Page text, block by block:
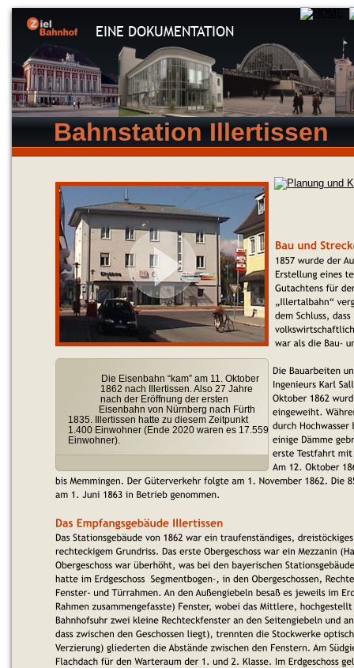
EINE DOKUMENTATION
Die Eisenbahn “kam” am 11. Oktober
1862 nach Illertissen. Also 27 Jahre
nach der Eröffnung der ersten
Eisenbahn von Nürnberg nach Fürth
1835. Illertissen hatte zu diesem Zeitpunkt
1.400 Einwohner (Ende 2020 waren es 17.559
Einwohner).
Bahnstation Illertissen